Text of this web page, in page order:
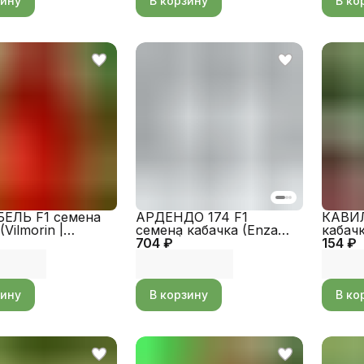
F1 семена
|
704 ₽
АРДЕНДО 174 F1
семена кабачка (Enza
Zaden | Alexagro)
В корзину
154 ₽
В